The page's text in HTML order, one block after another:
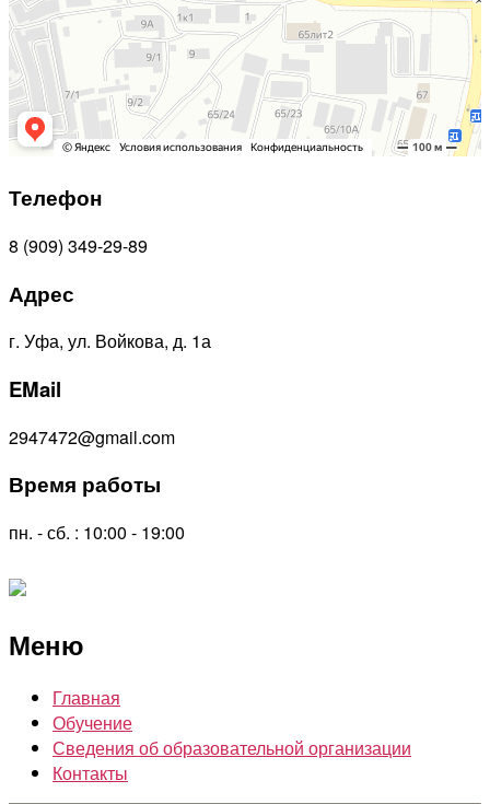
Телефон
8 (909) 349-29-89
Адрес
г. Уфа, ул. Войкова, д. 1а
EMail
2947472@gmail.com
Время работы
пн. - сб. : 10:00 - 19:00
Меню
Главная
Обучение
Сведения об образовательной организации
Контакты